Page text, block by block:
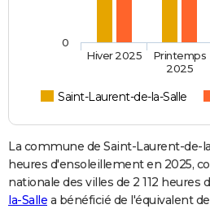
Saint-Laurent-de-la-Salle
Hiver 2025
Printemps
2025
0
La commune de Saint-Laurent-de-
heures d'ensoleillement en 2025,
nationale des villes de 2 112 heures
la-Salle a bénéficié de l'équivalent